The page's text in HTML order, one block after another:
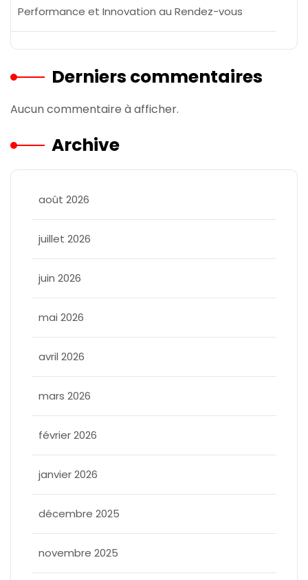
Performance et Innovation au Rendez-vous
Derniers commentaires
Aucun commentaire à afficher.
Archive
août 2026
juillet 2026
juin 2026
mai 2026
avril 2026
mars 2026
février 2026
janvier 2026
décembre 2025
novembre 2025